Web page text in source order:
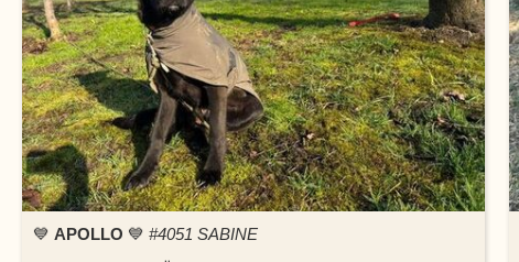
💙 APOLLO 💙 #4051 SABINE